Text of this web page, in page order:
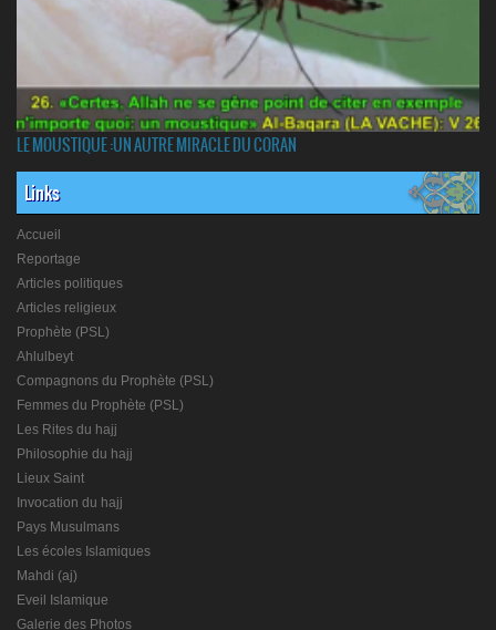
LE MOUSTIQUE :UN AUTRE MIRACLE DU CORAN
Links
Accueil
Reportage
Articles politiques
Articles religieux
Prophète (PSL)
Ahlulbeyt
Compagnons du Prophète (PSL)
Femmes du Prophète (PSL)
Les Rites du hajj
Philosophie du hajj
Lieux Saint
Invocation du hajj
Pays Musulmans
Les écoles Islamiques
Mahdi (aj)
Eveil Islamique
Galerie des Photos